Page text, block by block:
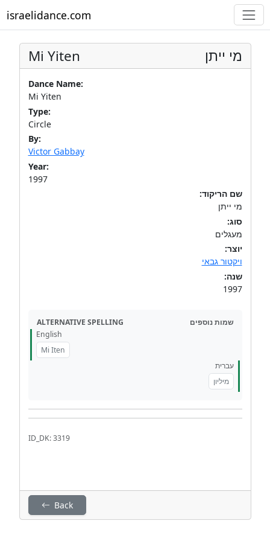
israelidance.com
Mi Yiten מי ייתן
Dance Name:
Mi Yiten
Type:
Circle
By:
Victor Gabbay
Year:
1997
שם הריקוד:
מי ייתן
סוג:
מעגלים
יוצר:
ויקטור גבאי
שנה:
1997
ALTERNATIVE SPELLING
שמות נוספים
English
Mi Iten
עברית
מיליון
ID_DK: 3319
Back